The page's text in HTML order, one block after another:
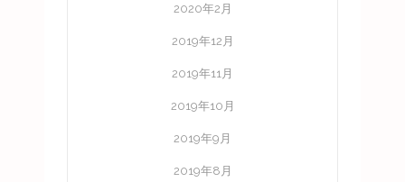
2020年2月
2019年12月
2019年11月
2019年10月
2019年9月
2019年8月